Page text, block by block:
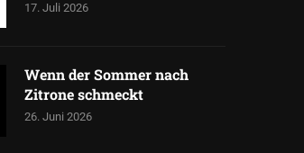
17. Juli 2026
Wenn der Sommer nach
Zitrone schmeckt
26. Juni 2026